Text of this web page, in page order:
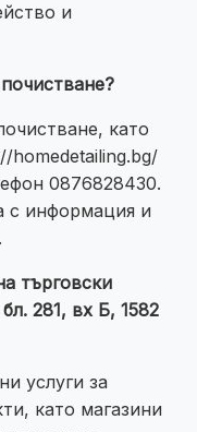
и
като
homedetailing.bg/
0876828430.
с информация и
търговски
281, вх Б, 1582
услуги за
като магазини